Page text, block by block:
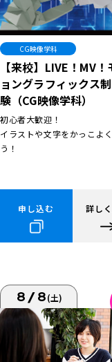
CG映像学科
【来校】LIVE！MV！
ョングラフィックス
験（CG映像学科）
初心者大歓迎！
イラストや文字をかっこよ
う！
申し込む 詳し
8/8(土)